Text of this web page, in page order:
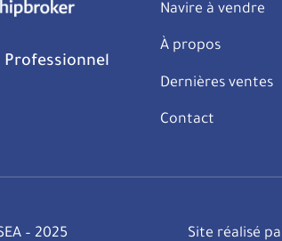
Navire à vendre
À propos
Dernières ventes
Contact
– 2025 Site réalisé